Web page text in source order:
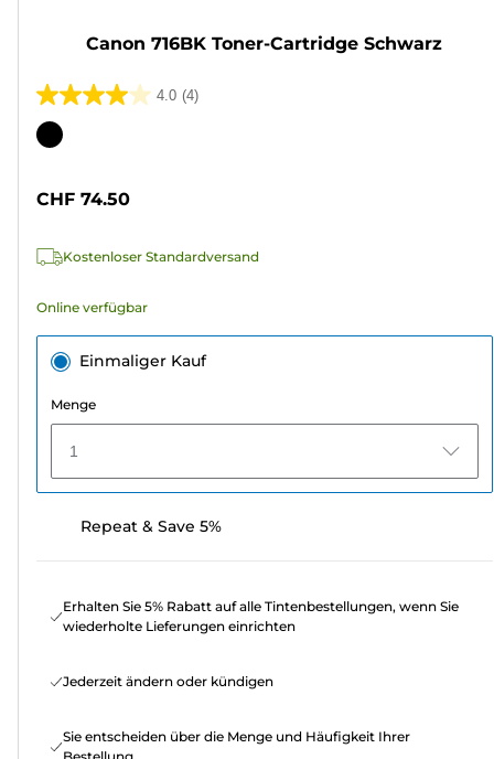
Canon 716BK Toner-Cartridge Schwarz
4.0 (4)
4.0
von
4
Farbpatrone
CHF 74.50
Kostenloser Standardversand
Online verfügbar
Einmaliger Kauf
Menge
1
Repeat & Save 5%
Erhalten Sie 5% Rabatt auf alle Tintenbestellungen, wenn Sie
wiederholte Lieferungen einrichten
Jederzeit ändern oder kündigen
Sie entscheiden über die Menge und Häufigkeit Ihrer